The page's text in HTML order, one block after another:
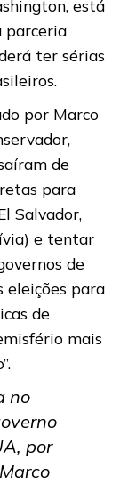
está
parceria
ter sérias
por Marco
de
para
Salvador,
e tentar
de
eleições para
de
mais
no
por